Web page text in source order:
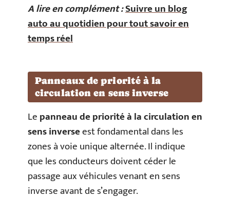
A lire en complément :Suivre un blog
auto au quotidien pour tout savoir en
temps réel
Panneaux de priorité à la
circulation en sens inverse
Lepanneau de priorité à la circulation en
sens inverseest fondamental dans les
zones à voie unique alternée. Il indique
que les conducteurs doivent céder le
passage aux véhicules venant en sens
inverse avant de s’engager.